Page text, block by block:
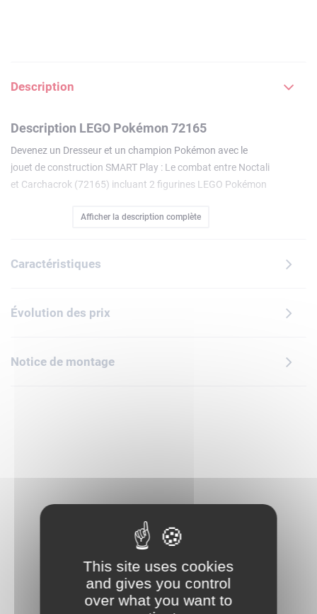
Description
Description LEGO Pokémon 72165
Devenez un Dresseur et un champion Pokémon avec le
jouet de construction SMART Play : Le combat entre Noctali
et Carchacrok (72165) incluant 2 figurines LEGO Pokémon
infinité de jeux et s'accompagnent d'une grande Poké Ball et
(vendus séparément) donnent vie aux aventures des
interactives et immersives, permettant aux Pokémon et à
d'autres éléments de jeu dotés d'un SMART Tag de réagir
enfants déplacent les Pokémon. Ce set à collectionner,
inspiré du jeu vidéo populaire, constitue un fabuleux cadeau
Afficher la description complète
Caractéristiques
Évolution des prix
Notice de montage
This site uses cookies
and gives you control
over what you want to